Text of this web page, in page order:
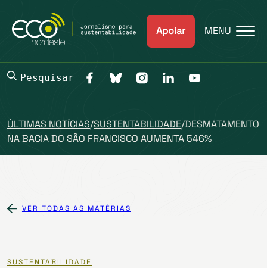
Apoiar MENU
Pesquisar
ÚLTIMAS NOTÍCIAS/SUSTENTABILIDADE/DESMATAMENTO
NA BACIA DO SÃO FRANCISCO AUMENTA 546%
VER TODAS AS MATÉRIAS
SUSTENTABILIDADE